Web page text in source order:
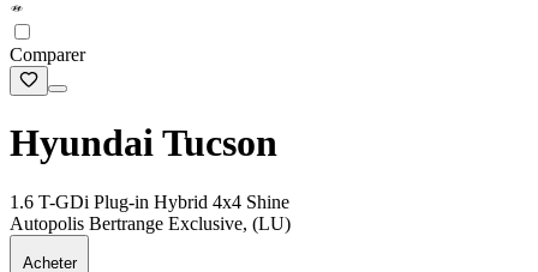
Comparer
Hyundai Tucson
1.6 T-GDi Plug-in Hybrid 4x4 Shine
Autopolis Bertrange Exclusive, (LU)
Acheter